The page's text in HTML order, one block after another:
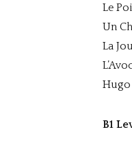
Le
Un
La
Hugo
B1